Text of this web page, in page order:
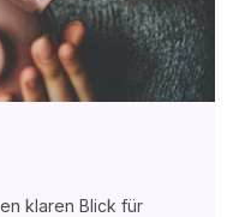
klaren Blick für